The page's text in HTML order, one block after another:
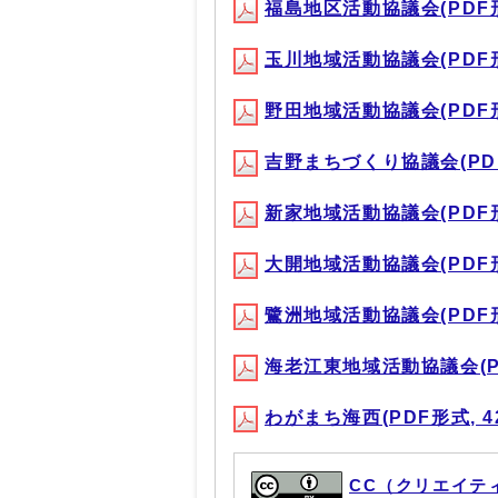
福島地区活動協議会
玉川地域活動協議会
野田地域活動協議会
吉野まちづくり協議会
新家地域活動協議会
大開地域活動協議会
鷺洲地域活動協議会
海老江東地域活動協議会
わがまち海西(PDF形式,
CC（クリエイテ